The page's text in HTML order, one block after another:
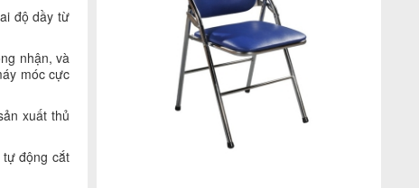
độ dầy từ
nhận, và
móc cực
xuất thủ
động cắt